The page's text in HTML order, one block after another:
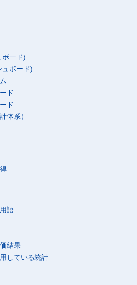
ボード)
ュボード)
ド
ド
体系）
語
結果
している統計